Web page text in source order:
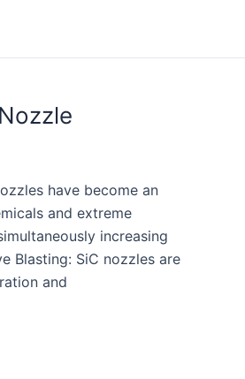
have become an
and extreme
increasing
Blasting: SiC nozzles are
and